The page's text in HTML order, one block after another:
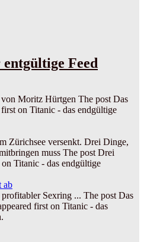
Feed
Moritz Hürtgen The post Das
on Titanic - das endgültige
Zürichsee versenkt. Drei Dinge,
muss The post Drei
Titanic - das endgültige
ab
Sexring ... The post Das
first on Titanic - das